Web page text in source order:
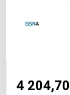
4 204,70